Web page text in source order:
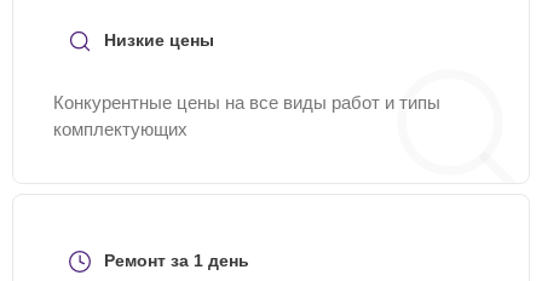
Низкие цены
Конкурентные цены на все виды работ и типы
комплектующих
Ремонт за 1 день